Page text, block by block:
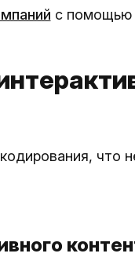
с помощью
что